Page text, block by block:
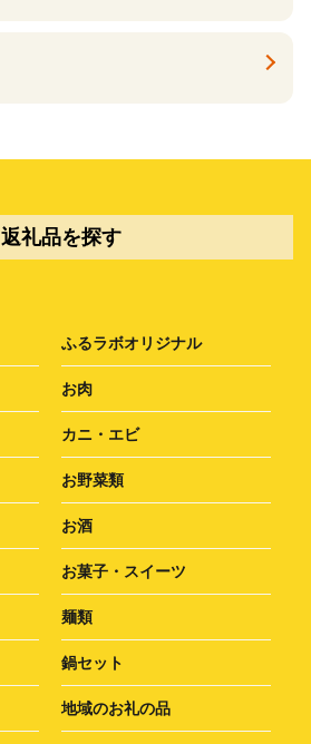
返礼品を探す
ふるラボオリジナル
お肉
カニ・エビ
お野菜類
お酒
お菓子・スイーツ
麺類
鍋セット
地域のお礼の品